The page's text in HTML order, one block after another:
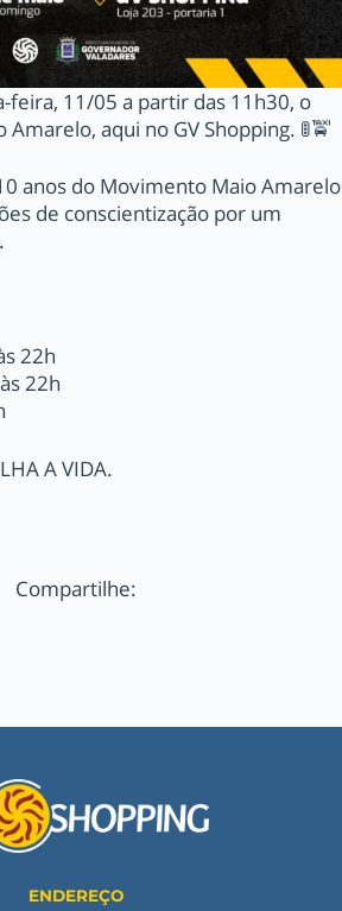
feira, 11/05 a partir das 11h30, o
aqui no GV Shopping. 🚦🚖
anos do Movimento Maio Amarelo
de conscientização por um
22h
22h
A VIDA.
Compartilhe:
ENDEREÇO